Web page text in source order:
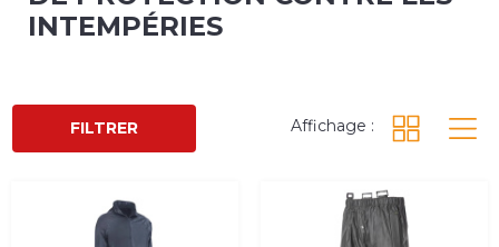
INTEMPÉRIES
FILTRER Affichage :